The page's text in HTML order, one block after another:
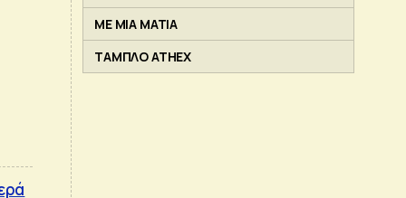
ΜΕ ΜΙΑ ΜΑΤΙΑ
ΤΑΜΠΛΟ ATHEX